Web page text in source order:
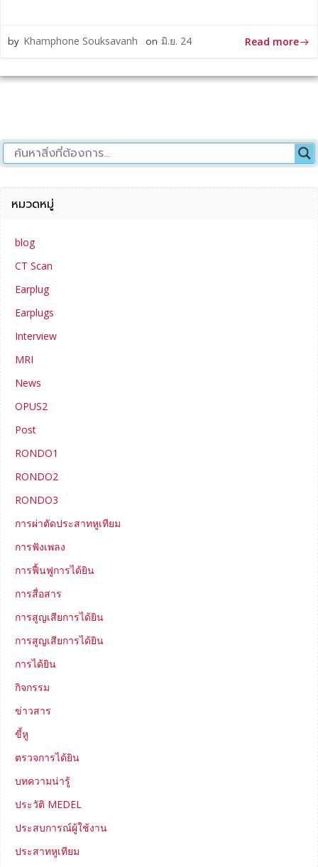
by Khamphone Souksavanh on มิ.ย. 24 Read more
หมวดหมู่
blog
CT Scan
Earplug
Earplugs
Interview
MRI
News
OPUS2
Post
RONDO1
RONDO2
RONDO3
การผ่าตัดประสาทหูเทียม
การฟังเพลง
การฟื้นฟูการได้ยิน
การสื่อสาร
การสูญเสียการได้ยิน
การสูญเสียการได้ยิน
การได้ยิน
กิจกรรม
ข่าวสาร
ขี้หู
ตรวจการได้ยิน
บทความน่ารู้
ประวัติ MEDEL
ประสบการณ์ผู้ใช้งาน
ประสาทหูเทียม